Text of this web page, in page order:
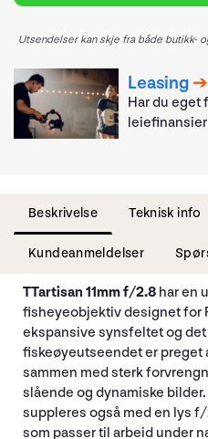
Utsendelser kan skje fra både butikk-
Leasing
Har du eget
Beskrivelse Teknisk info
Kundeanmeldelser
TTartisan 11mm f/2.8 har en
fisheyeobjektiv designet for
ekspansive synsfeltet og
fiskeøyeutseendet er preget
sammen med sterk
slående og dynamiske
suppleres også med en lys
som passer til arbeid under